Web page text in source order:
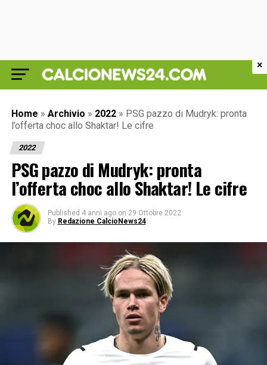
Home » Archivio » 2022 » PSG pazzo di Mudryk: pronta
l’offerta choc allo Shaktar! Le cifre
2022
PSG pazzo di Mudryk: pronta
l’offerta choc allo Shaktar! Le cifre
Published 4 anni ago on 29 Ottobre 2022
By Redazione CalcioNews24
×